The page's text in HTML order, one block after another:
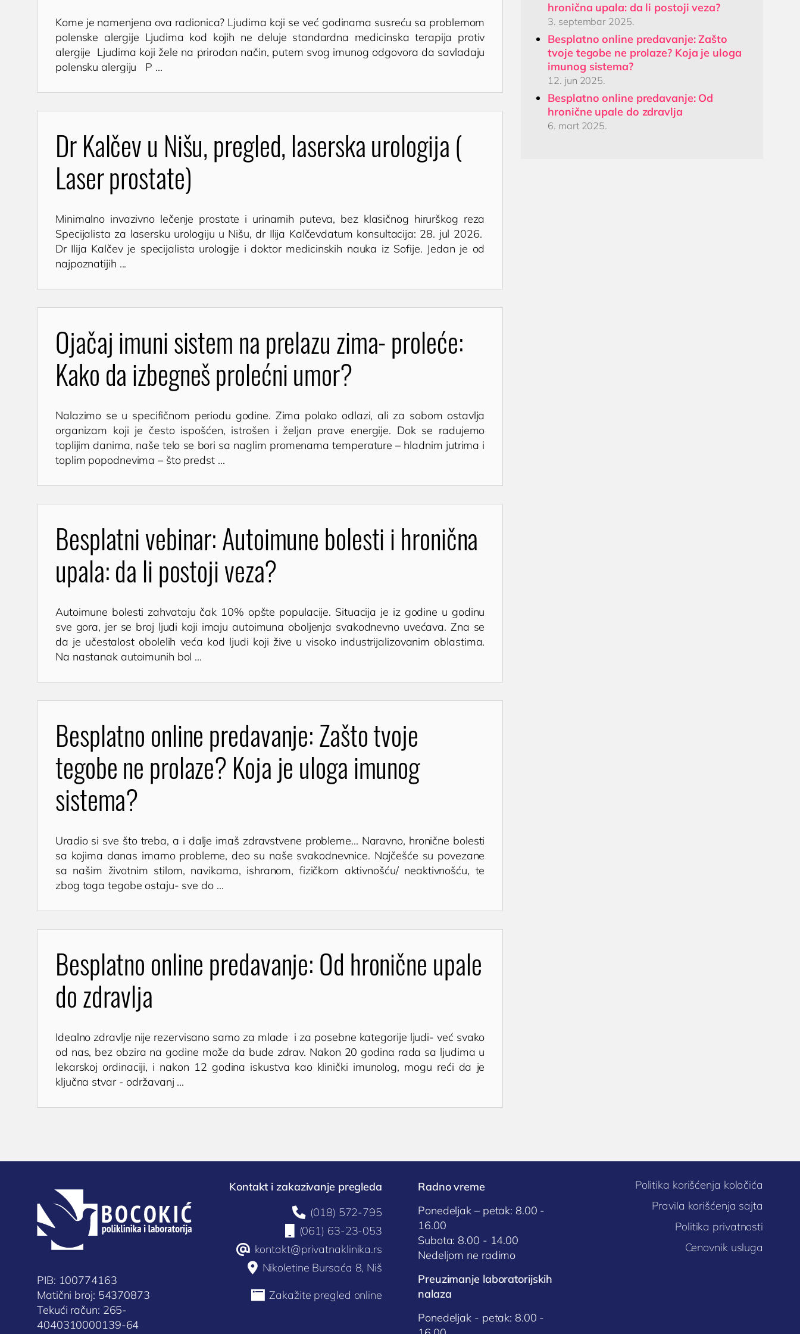
Kome je namenjena ova radionica? Ljudima koji se već godinama susreću sa problemom
polenske alergije Ljudima kod kojih ne deluje standardna medicinska terapija protiv
alergije Ljudima koji žele na prirodan način, putem svog imunog odgovora da savladaju
polensku alergiju P ...
Dr Kalčev u Nišu, pregled, laserska urologija (
Laser prostate)
Minimalno invazivno lečenje prostate i urinarnih puteva, bez klasičnog hirurškog reza
Specijalista za lasersku urologiju u Nišu, dr Ilija Kalčevdatum konsultacija: 28. jul 2026.
Dr Ilija Kalčev je specijalista urologije i doktor medicinskih nauka iz Sofije. Jedan je od
najpoznatijih ...
Ojačaj imuni sistem na prelazu zima- proleće:
Kako da izbegneš prolećni umor?
Nalazimo se u specifičnom periodu godine. Zima polako odlazi, ali za sobom ostavlja
organizam koji je često ispošćen, istrošen i željan prave energije. Dok se radujemo
toplijim danima, naše telo se bori sa naglim promenama temperature – hladnim jutrima i
toplim popodnevima – što predst ...
Besplatni vebinar: Autoimune bolesti i hronična
upala: da li postoji veza?
Autoimune bolesti zahvataju čak 10% opšte populacije. Situacija je iz godine u godinu
sve gora, jer se broj ljudi koji imaju autoimuna oboljenja svakodnevno uvećava. Zna se
da je učestalost obolelih veća kod ljudi koji žive u visoko industrijalizovanim oblastima.
Na nastanak autoimunih bol ...
Besplatno online predavanje: Zašto tvoje
tegobe ne prolaze? Koja je uloga imunog
sistema?
Uradio si sve što treba, a i dalje imaš zdravstvene probleme... Naravno, hronične bolesti
sa kojima danas imamo probleme, deo su naše svakodnevnice. Najčešće su povezane
sa našim životnim stilom, navikama, ishranom, fizičkom aktivnošću/ neaktivnošću, te
zbog toga tegobe ostaju- sve do ...
Besplatno online predavanje: Od hronične upale
do zdravlja
Idealno zdravlje nije rezervisano samo za mlade i za posebne kategorije ljudi- već svako
od nas, bez obzira na godine može da bude zdrav. Nakon 20 godina rada sa ljudima u
lekarskoj ordinaciji, i nakon 12 godina iskustva kao klinički imunolog, mogu reći da je
ključna stvar - održavanj ...
hronična upala: da li postoji veza?
3. septembar 2025.
Besplatno online predavanje: Zašto
tvoje tegobe ne prolaze? Koja je uloga
imunog sistema?
12. jun 2025.
Besplatno online predavanje: Od
hronične upale do zdravlja
6. mart 2025.
PIB: 100774163
Matični broj: 54370873
Tekući račun: 265-
4040310000139-64
Kontakt i zakazivanje pregleda
 (018) 572-795
(061) 63-23-053
@ kontakt@privatnaklinika.rs
 Nikoletine Bursaća 8, Niš
 Zakažite pregled online
Radno vreme
Ponedeljak – petak: 8.00 -
16.00
Subota: 8.00 - 14.00
Nedeljom ne radimo
Preuzimanje laboratorijskih
nalaza
Ponedeljak - petak: 8.00 -
Politika korišćenja kolačića
Pravila korišćenja sajta
Politika privatnosti
Cenovnik usluga